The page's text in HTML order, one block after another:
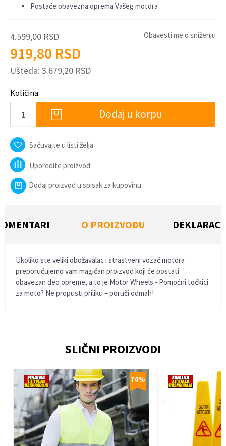
Postaće obavezna oprema Vašeg motora
4.599,00RSD
919,80 RSD
Ušteda: 3.679,20 RSD
Obavesti me o sniženju
Količina:
Dodaj u korpu
Sačuvajte u listi želja
Uporedite proizvod
Dodaj proizvod u spisak za kupovinu
O PROIZVODU
Ukoliko ste veliki obožavalac i strastveni vozač motora
preporučujemo vam magičan proizvod koji će postati
obavezan deo opreme, a to je Motor Wheels - Pomoćni točkici
za moto? Ne propusti priliku – poruči odmah!
Poruka
SLIČNI PROIZVODI
74%